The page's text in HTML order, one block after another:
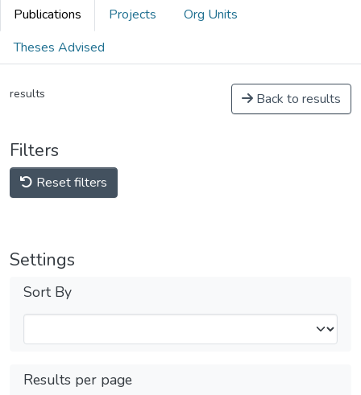
Publications Projects
Org Units
Theses Advised
results Back to results
Filters
Reset filters
Settings
Sort By
Results per page